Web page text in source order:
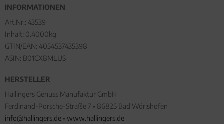
INFORMATIONEN
Art.Nr.: 43539
Inhalt: 0.4000kg
GTIN/EAN: 4054537435398
ASIN: B01CX8MLUS
HERSTELLER
Hallingers Genuss Manufaktur GmbH
Ferdinand-Porsche-Straße 7 • 86825 Bad Wörishofen
info@hallingers.de • www.hallingers.de